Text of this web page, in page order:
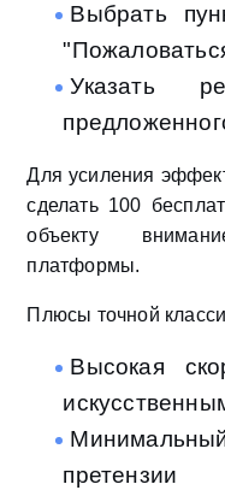
Выбрать
Указать
Для усиления
сделать 100
объекту
платформы.
Плюсы точной
Высокая